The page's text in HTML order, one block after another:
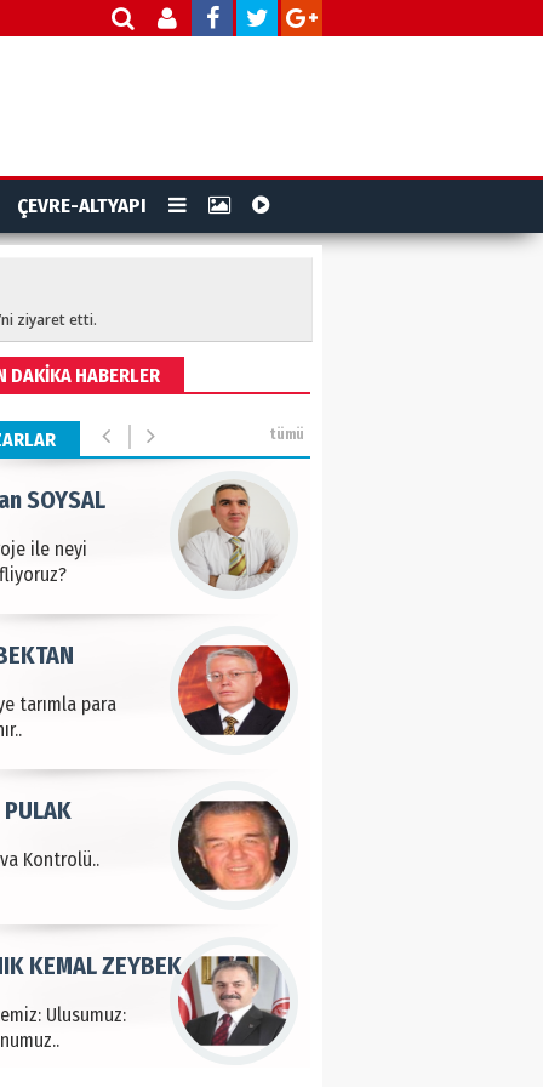
ÇEVRE-ALTYAPI
ziyaret etti.
DAKİKA HABERLER
tümü
BULUZ
KARŞI
12 Eylül..
TAŞDEMİR
ile neyi
SOYSAL
tarımla para
Kontrolü..
PULAK
Ulusumuz:
KEMAL ZEYBEK